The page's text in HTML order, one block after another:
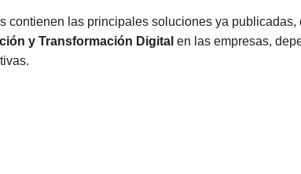
contienen las principales soluciones ya publicadas,
y Transformación Digital en las empresas,